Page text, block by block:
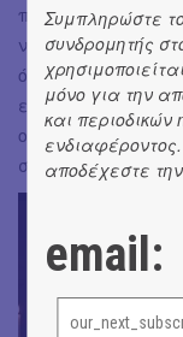
περίοδο του ΄50
να έχει την
όμορφη
ευκαιρία να
ονειρευτούμε
συναισθήματα.
Συμπληρώστε
συνδρομητής
μόνο για την
και περιοδικών
αποδέχεστε την
email: